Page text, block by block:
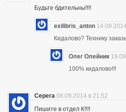
Будьте бдительны!!!!
exilibris_anton
Кидалово? Технику
Олег Олейник
100% кидалово!!!
Серега 08.09.2014 в 21:52
Пишите в отдел К!!!!